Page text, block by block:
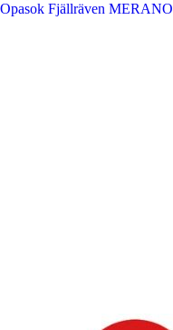
Opasok Fjällräven MERANO